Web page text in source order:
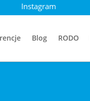
Instagram
Blog RODO